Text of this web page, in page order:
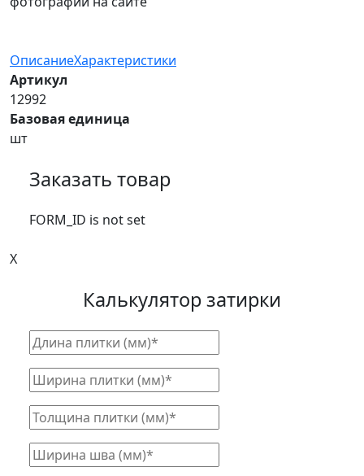
ОписаниеХарактеристики
Артикул
12992
Базовая единица
шт
Заказать товар
FORM_ID is not set
X
Калькулятор затирки